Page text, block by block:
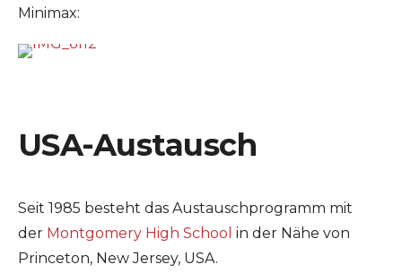
Minimax:
USA-Austausch
Seit 1985 besteht das Austauschprogramm mit
der Montgomery High School in der Nähe von
Princeton, New Jersey, USA.